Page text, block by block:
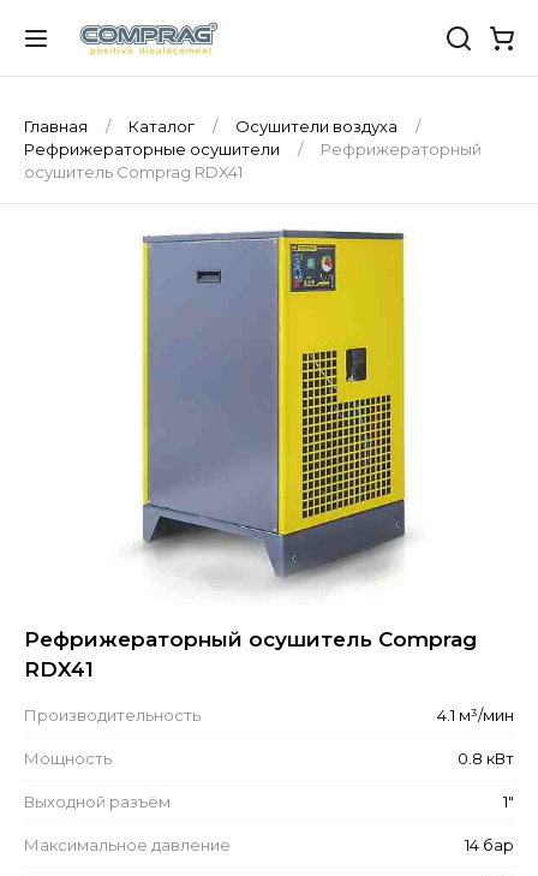
Главная Каталог
Осушители воздуха
Рефрижераторные осушители
Рефрижераторный
осушитель Comprag RDX41
Рефрижераторный осушитель Comprag
RDX41
Производительность 4.1 м³/мин
Мощность 0.8 кВт
Выходной разъём 1"
Максимальное давление 14 бар